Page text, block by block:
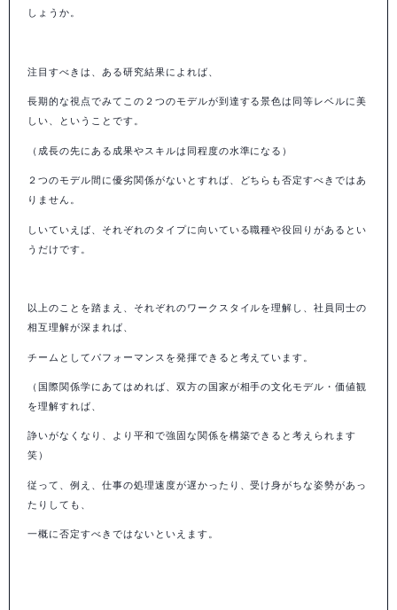
しょうか。
注目すべきは、ある研究結果によれば、
長期的な視点でみてこの２つのモデルが到達する景色は同等レベルに美
しい、ということです。
（成長の先にある成果やスキルは同程度の水準になる）
２つのモデル間に優劣関係がないとすれば、どちらも否定すべきではあ
りません。
しいていえば、 それぞれのタイプに向いている職種や役回りがあるとい
うだけです
以上のことを踏まえ、それぞれのワークスタイルを理解し、社員同士の
相互理解が深まれば、
チームとしてパフォーマンスを発揮できると考えています。
（国際関係学にあてはめれば、双方の国家が相手の文化モデル・価値観
を理解すれば、
諍いがなくなり、より平和で強固な関係を構築できると考えられます
笑）
従って、例え、仕事の処理速度が遅かったり、受け身がちな姿勢があっ
たりしても、
一概に否定すべきではないといえます。